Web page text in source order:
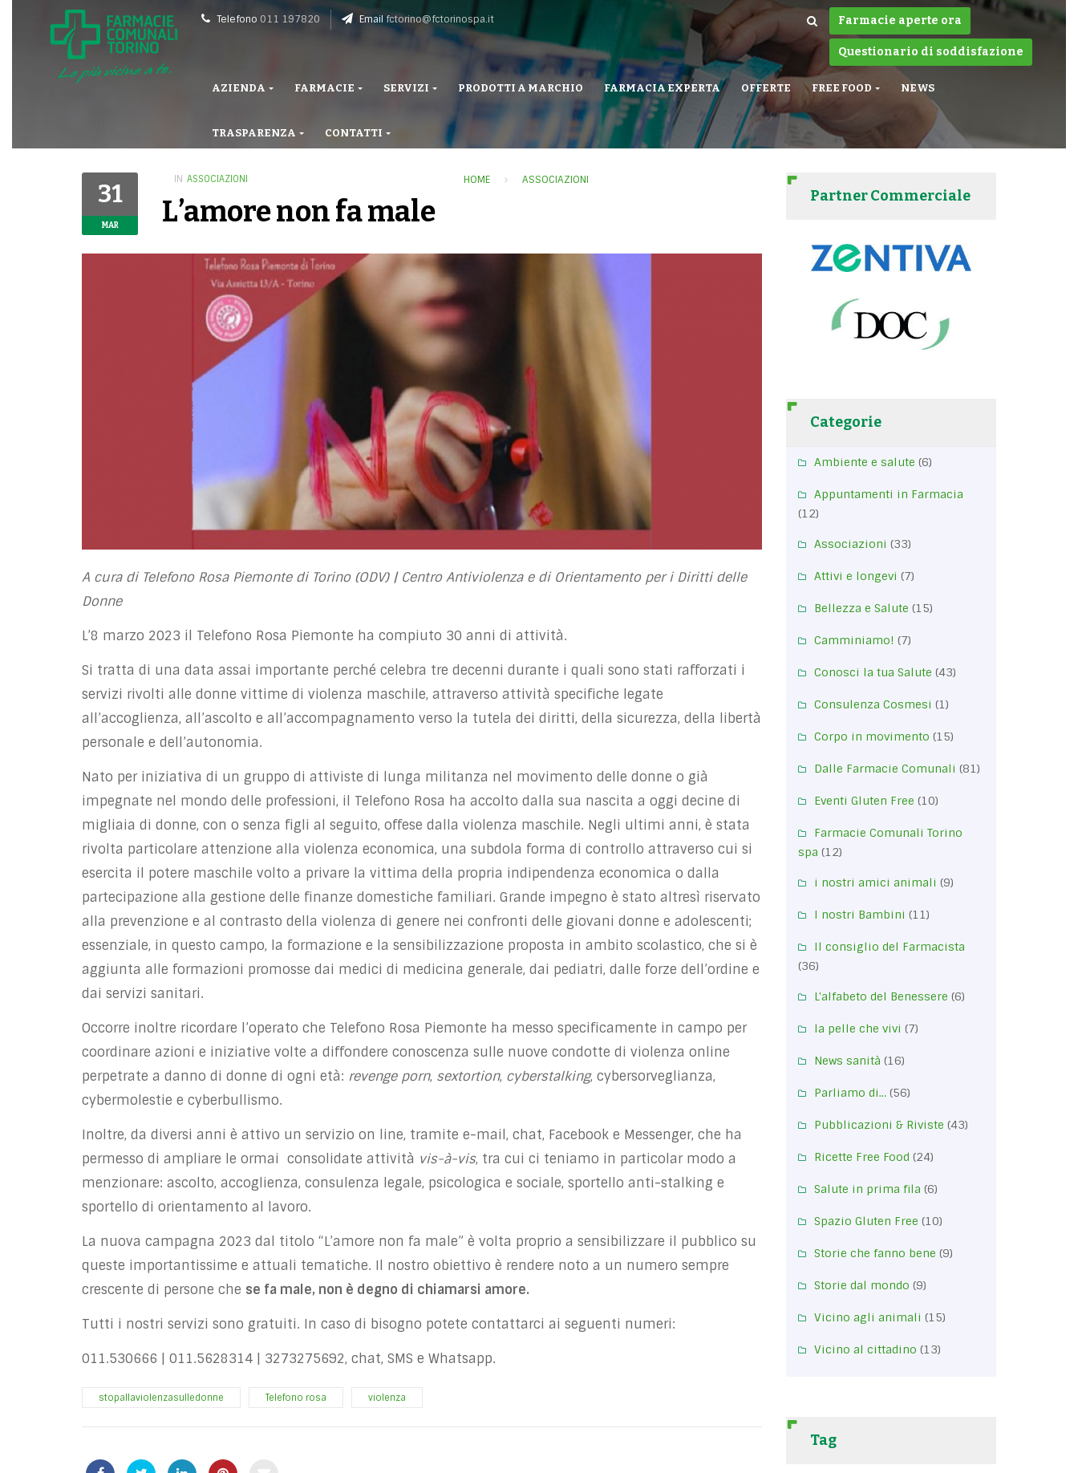
Farmacie aperte ora
Questionario di soddisfazione
Telefono 011 197820 Email fctorino@fctorinospa.it
AZIENDA FARMACIE SERVIZI PRODOTTI A MARCHIO FARMACIA EXPERTA OFFERTE FREE FOOD NEWS
TRASPARENZA CONTATTI
HOME ASSOCIAZIONI
31
MAR
IN ASSOCIAZIONI
L’amore non fa male
A cura di Telefono Rosa Piemonte di Torino (ODV) | Centro Antiviolenza e di Orientamento per i Diritti delle
Donne
L’8 marzo 2023 il Telefono Rosa Piemonte ha compiuto 30 anni di attività.
Si tratta di una data assai importante perché celebra tre decenni durante i quali sono stati rafforzati i
servizi rivolti alle donne vittime di violenza maschile, attraverso attività specifiche legate
all’accoglienza, all’ascolto e all’accompagnamento verso la tutela dei diritti, della sicurezza, della libertà
personale e dell’autonomia.
Nato per iniziativa di un gruppo di attiviste di lunga militanza nel movimento delle donne o già
impegnate nel mondo delle professioni, il Telefono Rosa ha accolto dalla sua nascita a oggi decine di
migliaia di donne, con o senza figli al seguito, offese dalla violenza maschile. Negli ultimi anni, è stata
rivolta particolare attenzione alla violenza economica, una subdola forma di controllo attraverso cui si
esercita il potere maschile volto a privare la vittima della propria indipendenza economica o dalla
partecipazione alla gestione delle finanze domestiche familiari. Grande impegno è stato altresì riservato
alla prevenzione e al contrasto della violenza di genere nei confronti delle giovani donne e adolescenti;
essenziale, in questo campo, la formazione e la sensibilizzazione proposta in ambito scolastico, che si è
aggiunta alle formazioni promosse dai medici di medicina generale, dai pediatri, dalle forze dell’ordine e
dai servizi sanitari.
Occorre inoltre ricordare l’operato che Telefono Rosa Piemonte ha messo specificamente in campo per
coordinare azioni e iniziative volte a diffondere conoscenza sulle nuove condotte di violenza online
perpetrate a danno di donne di ogni età: revenge porn, sextortion, cyberstalking, cybersorveglianza,
cybermolestie e cyberbullismo.
Inoltre, da diversi anni è attivo un servizio on line, tramite e-mail, chat, Facebook e Messenger, che ha
permesso di ampliare le ormai consolidate attività vis-à-vis, tra cui ci teniamo in particolar modo a
menzionare: ascolto, accoglienza, consulenza legale, psicologica e sociale, sportello anti-stalking e
sportello di orientamento al lavoro.
La nuova campagna 2023 dal titolo “L’amore non fa male” è volta proprio a sensibilizzare il pubblico su
queste importantissime e attuali tematiche. Il nostro obiettivo è rendere noto a un numero sempre
crescente di persone che se fa male, non è degno di chiamarsi amore.
Tutti i nostri servizi sono gratuiti. In caso di bisogno potete contattarci ai seguenti numeri:
011.530666 | 011.5628314 | 3273275692, chat, SMS e Whatsapp.
stopallaviolenzasulledonne Telefono rosa violenza
Partner Commerciale
Categorie
Ambiente e salute (6)
Appuntamenti in Farmacia
(12)
Associazioni (33)
Attivi e longevi (7)
Bellezza e Salute (15)
Camminiamo! (7)
Conosci la tua Salute (43)
Consulenza Cosmesi (1)
Corpo in movimento (15)
Dalle Farmacie Comunali (81)
Eventi Gluten Free (10)
Farmacie Comunali Torino
spa (12)
i nostri amici animali (9)
I nostri Bambini (11)
Il consiglio del Farmacista
(36)
L'alfabeto del Benessere (6)
la pelle che vivi (7)
News sanità (16)
Parliamo di…(56)
Pubblicazioni & Riviste (43)
Ricette Free Food (24)
Salute in prima fila (6)
Spazio Gluten Free (10)
Storie che fanno bene (9)
Storie dal mondo (9)
Vicino agli animali (15)
Vicino al cittadino (13)
Tag